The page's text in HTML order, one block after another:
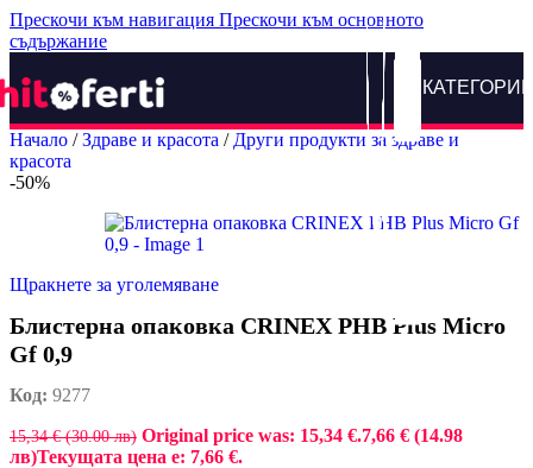
Прескочи към навигация Прескочи към основното
съдържание
Начало / Здраве и красота / Други продукти за здраве и
красота
-50%
Щракнете за уголемяване
Блистерна опаковка CRINEX PHB Plus Micro
Gf 0,9
Код: 9277
15,34 € (30.00 лв) Original price was: 15,34 €.7,66 € (14.98
лв)Текущата цена е: 7,66 €.